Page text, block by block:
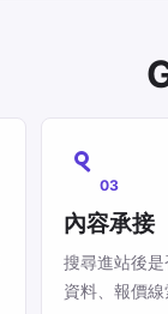
03
內容承接
搜尋進站後
資料、報價線